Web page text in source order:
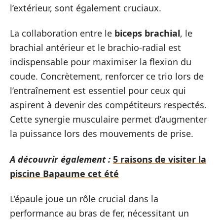
l’extérieur, sont également cruciaux.
La collaboration entre le biceps brachial, le
brachial antérieur et le brachio-radial est
indispensable pour maximiser la flexion du
coude. Concrètement, renforcer ce trio lors de
l’entraînement est essentiel pour ceux qui
aspirent à devenir des compétiteurs respectés.
Cette synergie musculaire permet d’augmenter
la puissance lors des mouvements de prise.
A découvrir également : 5 raisons de visiter la
piscine Bapaume cet été
L’épaule joue un rôle crucial dans la
performance au bras de fer, nécessitant un